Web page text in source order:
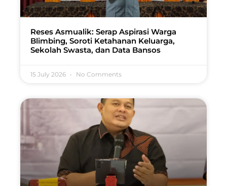
Reses Asmualik: Serap Aspirasi Warga
Blimbing, Soroti Ketahanan Keluarga,
Sekolah Swasta, dan Data Bansos
15 July 2026 No Comments